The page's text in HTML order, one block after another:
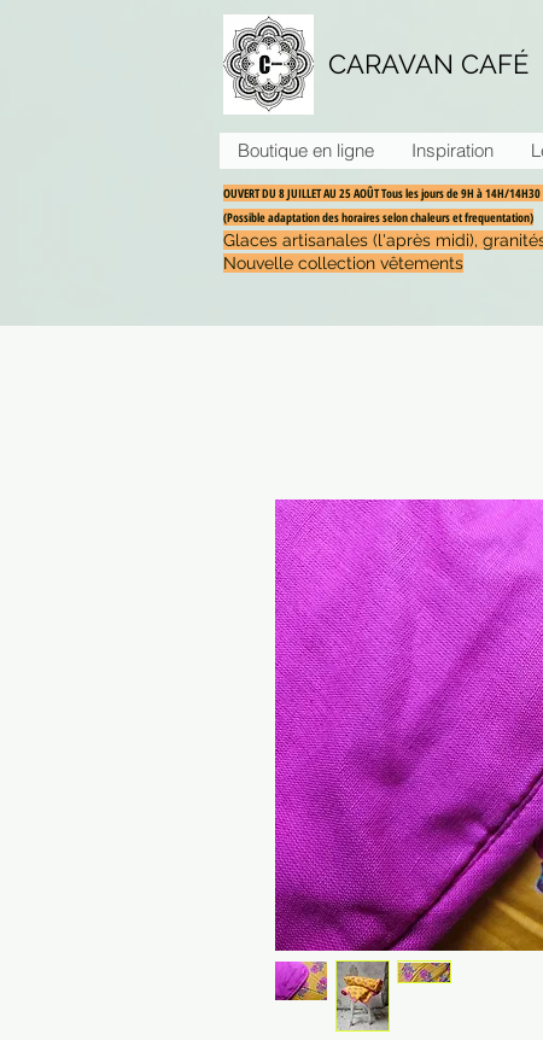
CARAVAN CAFÉ
Boutique en ligne Inspiration
OUVERT DU 8 JUILLET AU 25 AOÛT Tous les jours de 9H à 14H/
(Possible adaptation des horaires selon chaleurs et frequentation)
Glaces artisanales (l'après midi),
Nouvelle collection vêtements